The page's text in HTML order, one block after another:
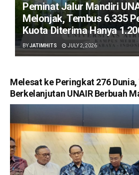
Peminat Jalur Mandiri
Melonjak, Tembus 6.335
Kuota Diterima Hanya
BYJATIMHITS JULY 2, 2026
Melesat ke Peringkat 276
Berkelanjutan UNAIR Berbuah